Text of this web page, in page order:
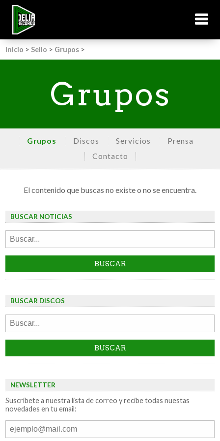
Inicio > Sello > Grupos >
Grupos
Grupos Discos Servicios
Prensa
Contacto
El contenido que buscas no existe o no se encuentra.
BUSCAR NOTICIAS
BUSCAR DISCOS
NEWSLETTER
Suscríbete a nuestra lista de correo y recibe todas nuestas
novedades en tu email: